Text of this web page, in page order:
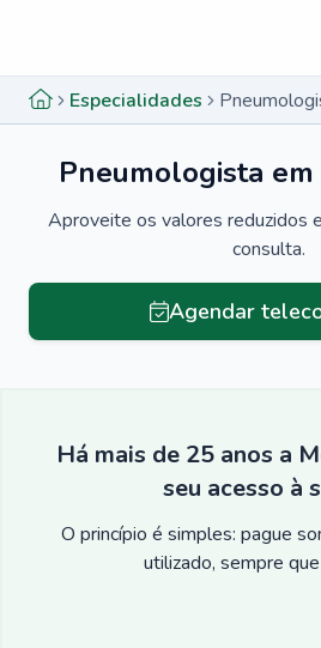
Especialidades
Pneumologista
Aproveite os valores reduzidos
consulta.
Agendar
Há mais de 25 anos a
seu acesso à
O princípio é simples: pague
utilizado, sempre